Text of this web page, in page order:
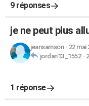
9 réponses
je ne peut plus
jeansamson- 22 mai
jordan13_1552-
1 réponse